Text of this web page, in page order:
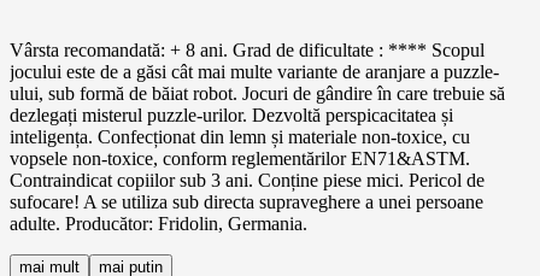
Vârsta recomandată: + 8 ani. Grad de dificultate : **** Scopul
jocului este de a găsi cât mai multe variante de aranjare a puzzle-
ului, sub formă de băiat robot. Jocuri de gândire în care trebuie să
dezlegați misterul puzzle-urilor. Dezvoltă perspicacitatea și
inteligența. Confecționat din lemn și materiale non-toxice, cu
vopsele non-toxice, conform reglementărilor EN71&ASTM.
Contraindicat copiilor sub 3 ani. Conține piese mici. Pericol de
sufocare! A se utiliza sub directa supraveghere a unei persoane
adulte. Producător: Fridolin, Germania.
mai mult mai putin